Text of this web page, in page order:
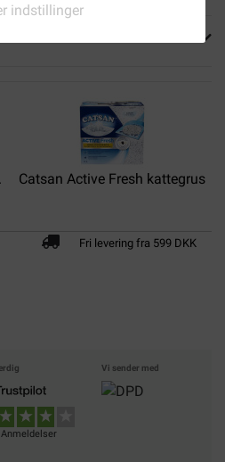
indstillinger
Catsan Active Fresh kattegrus
Fri levering fra 599 DKK
Anmeldelser
Vi sender med